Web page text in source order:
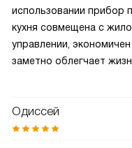
использовании прибор
кухня совмещена с
управлении,
заметно облегчает
Одиссей